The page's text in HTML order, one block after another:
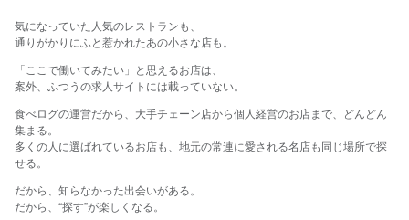
気に​なっていた​人気の​レストランも、
​通りが​かりに​ふと​惹かれた​あの​小さな​店も。​
​「ここで​働いてみたい」と​思える​お店は、​
案外、​ふつうの​求人サイトには​載っていない。​
食べログの運営だから、大手チェーン店から個人経営のお店まで、どんどん
集まる。
多くの人に選ばれているお店も、地元の常連に愛される名店も同じ場所で探
せる。​
だから、​知らなかった​出会いが​ある。
​だから、​“探す”が​楽しくなる。​